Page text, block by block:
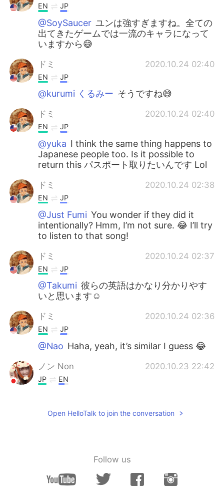
EN JP
@SoySaucer ユンは強すぎますね。全ての
出てきたゲームでは一流のキャラになって
いますから😅
ドミ 2020.10.24 02:40
EN JP
@kurumi くるみー そうですね😅
ドミ 2020.10.24 02:40
EN JP
@yuka I think the same thing happens to
Japanese people too. Is it possible to
return this パスポート取りたいんです Lol
ドミ 2020.10.24 02:38
EN JP
@Just Fumi You wonder if they did it
intentionally? Hmm, I’m not sure. 😂 I’ll try
to listen to that song!
ドミ 2020.10.24 02:37
EN JP
@Takumi 彼らの英語はかなり分かりやす
いと思います☺️
ドミ 2020.10.24 02:36
EN JP
@Nao Haha, yeah, it’s similar I guess 😂
ノン Non 2020.10.23 22:42
JP EN
ユン大好きです💖まさかそんな風に聞こえ
kurumi くるみー 2020.10.23 22:21
Open HelloTalk to join the conversation
Follow us